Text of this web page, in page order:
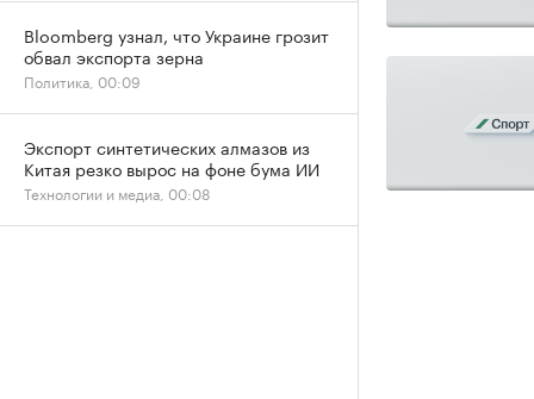
Bloomberg узнал, что Украине грозит
обвал экспорта зерна
Политика, 00:09
Экспорт синтетических алмазов из
Китая резко вырос на фоне бума ИИ
Технологии и медиа, 00:08